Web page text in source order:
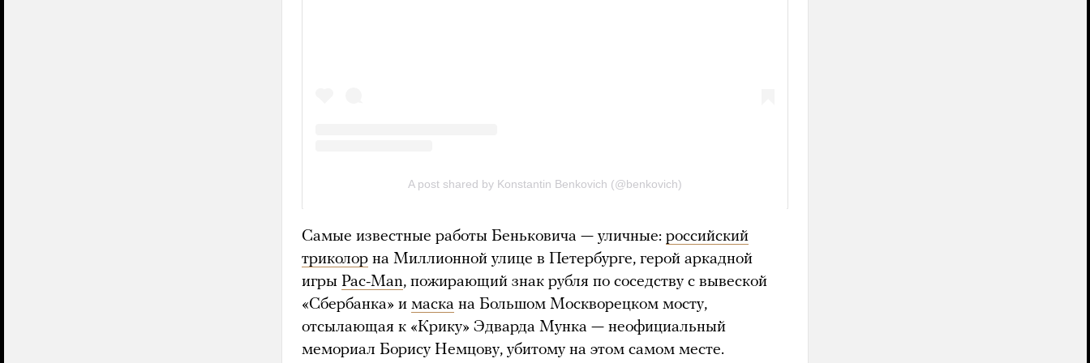
Самые известные работы Беньковича — уличные: российский
триколор на Миллионной улице в Петербурге, герой аркадной
игры Pac-Man, пожирающий знак рубля по соседству с вывеской
«Сбербанка» и маска на Большом Москворецком мосту,
отсылающая к «Крику» Эдварда Мунка — неофициальный
мемориал Борису Немцову, убитому на этом самом месте.